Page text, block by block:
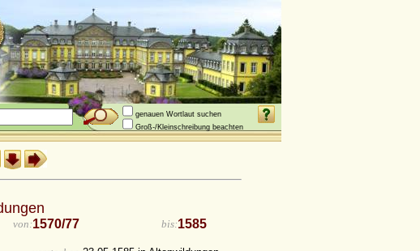
genauen Wortlaut suchen
Groß-/Kleinschreibung beachten
von:1570/77 bis:1585